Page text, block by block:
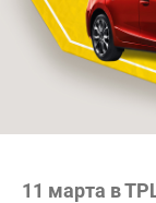
11 марта в